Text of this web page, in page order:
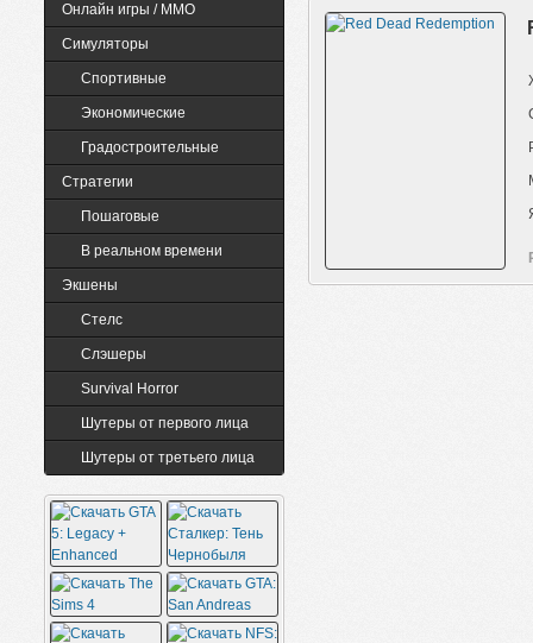
Quake 1
Онлайн игры / MMO
Симуляторы
Спортивные
Экономические
Градостроительные
Стратегии
Пошаговые
В реальном времени
Экшены
Cтелс
Слэшеры
Survival Horror
Шутеры от первого лица
Шутеры от третьего лица